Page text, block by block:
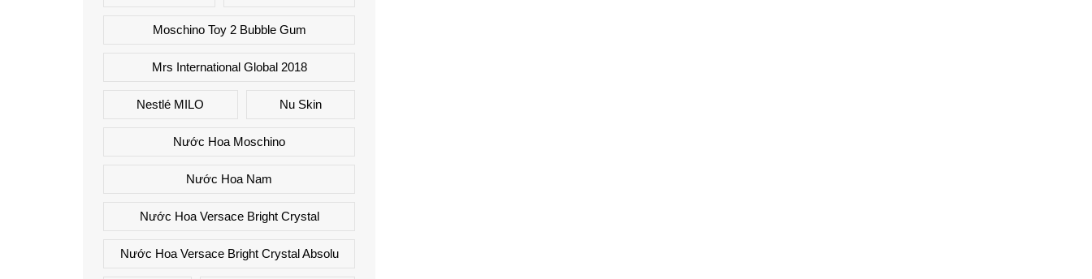
Moschino Toy 2 Bubble Gum
Mrs International Global 2018
Nestlé MILO Nu Skin
Nước Hoa Moschino
Nước Hoa Nam
Nước Hoa Versace Bright Crystal
Nước Hoa Versace Bright Crystal Absolu